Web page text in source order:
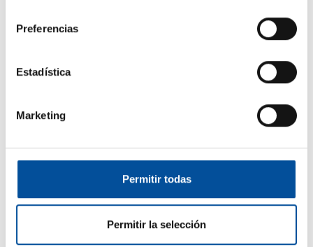
Preferencias
Estadística
Marketing
Permitir todas
Permitir la selección